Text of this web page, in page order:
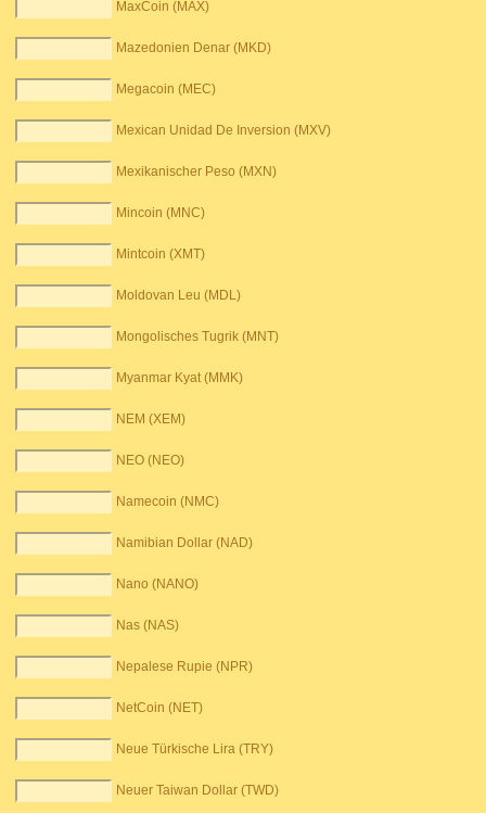
MaxCoin (MAX)
Mazedonien Denar (MKD)
Megacoin (MEC)
Mexican Unidad De Inversion (MXV)
Mexikanischer Peso (MXN)
Mincoin (MNC)
Mintcoin (XMT)
Moldovan Leu (MDL)
Mongolisches Tugrik (MNT)
Myanmar Kyat (MMK)
NEM (XEM)
NEO (NEO)
Namecoin (NMC)
Namibian Dollar (NAD)
Nano (NANO)
Nas (NAS)
Nepalese Rupie (NPR)
NetCoin (NET)
Neue Türkische Lira (TRY)
Neuer Taiwan Dollar (TWD)